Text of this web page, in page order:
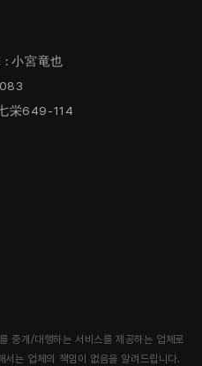
: 小宮竜也
栄649-114
중개/대행하는 서비스를 제공하는 업체로
는 업체의 책임이 없음을 알려드립니다.